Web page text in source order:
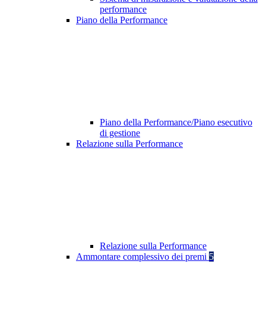
performance
Piano della Performance
Piano della Performance/Piano esecutivo
di gestione
Relazione sulla Performance
Relazione sulla Performance
Ammontare complessivo dei premi 5